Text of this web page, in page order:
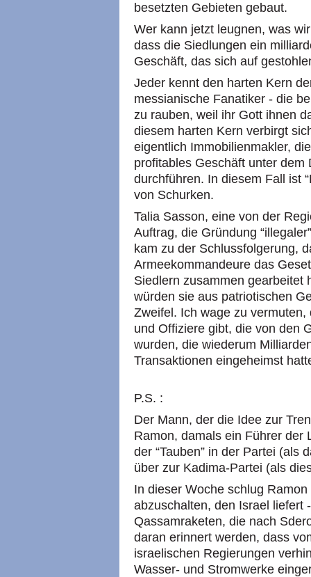
besetzten Gebieten gebaut.
Wer kann jetzt leugnen, was
dass die Siedlungen ein
Geschäft, das sich auf
Jeder kennt den harten Kern
messianische Fanatiker - die
zu rauben, weil ihr Gott ihnen
diesem harten Kern verbirgt
eigentlich Immobilienmakler,
profitables Geschäft unter dem
durchführen. In diesem Fall ist
von Schurken.
Talia Sasson, eine von der
Auftrag, die Gründung
kam zu der Schlussfolgerung,
Armeekommandeure das
Siedlern zusammen gearbeitet
würden sie aus patriotischen
Zweifel. Ich wage zu
und Offiziere gibt, die von den
wurden, die wiederum
Transaktionen eingeheimst
P.S. :
Der Mann, der die Idee zur
Ramon, damals ein Führer der
der “Tauben” in der Partei (als
über zur Kadima-Partei (als
In dieser Woche schlug
abzuschalten, den Israel liefert
Qassamraketen, die nach
daran erinnert werden, dass
israelischen Regierungen
Wasser- und Stromwerke